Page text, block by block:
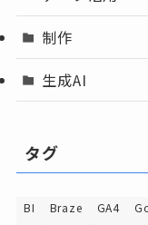
制作
生成AI
タグ
BI Braze GA4